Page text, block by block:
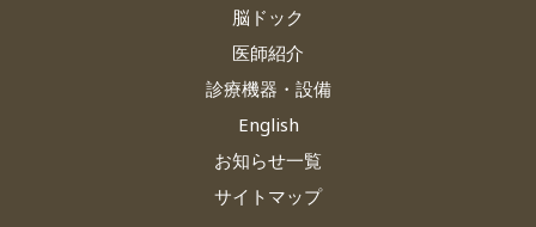
脳ドック
医師紹介
診療機器・設備
English
お知らせ一覧
サイトマップ